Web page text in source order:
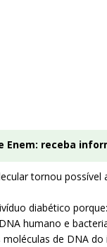
Enem: receba
tornou possível
diabético porque:
humano e
de DNA